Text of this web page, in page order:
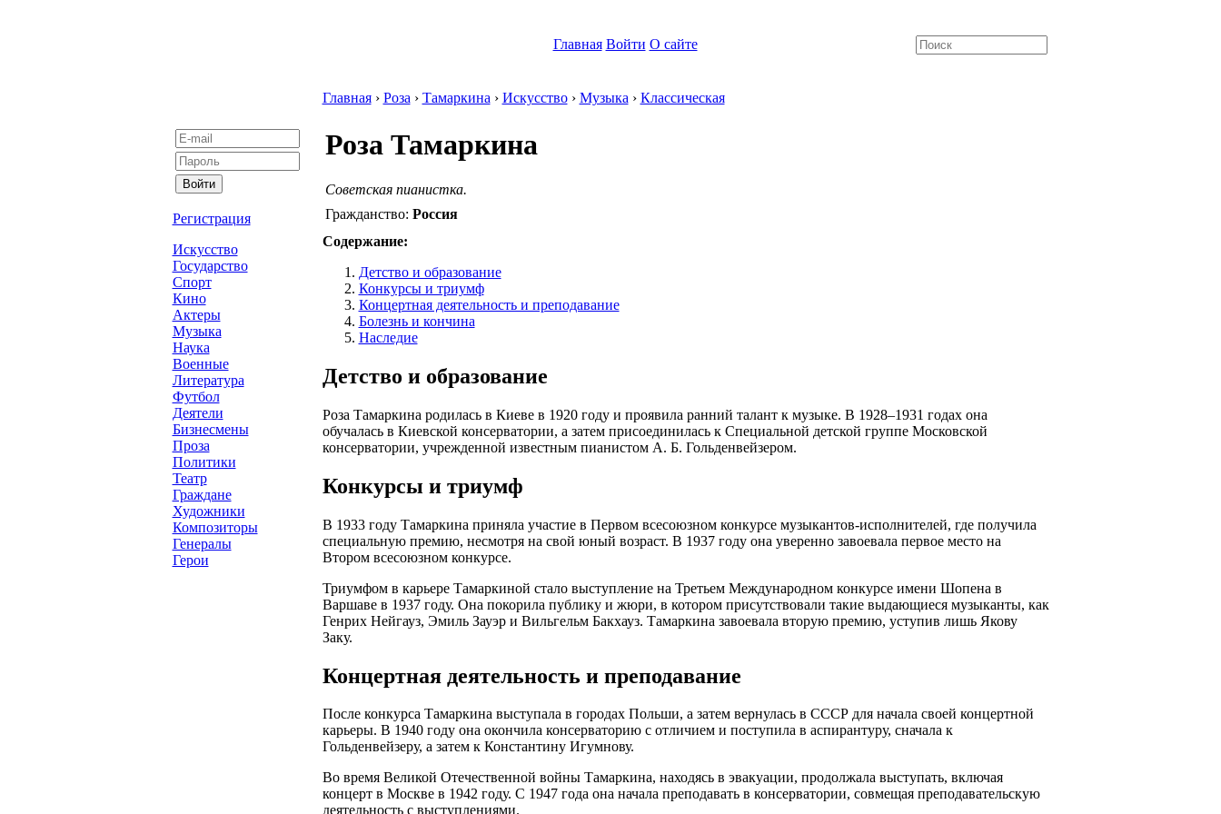
Главная Войти О сайте
Регистрация
Искусство
Государство
Спорт
Кино
Актеры
Музыка
Наука
Военные
Литература
Футбол
Деятели
Бизнесмены
Проза
Политики
Театр
Граждане
Художники
Композиторы
Генералы
Герои
Главная› Роза › Тамаркина › Искусство› Музыка › Классическая
Роза Тамаркина
Советская пианистка.
Гражданство: Россия
Содержание:
Детство и образование
Конкурсы и триумф
Концертная деятельность и преподавание
Болезнь и кончина
Наследие
Детство и образование
Роза Тамаркина родилась в Киеве в 1920 году и проявила ранний талант к музыке. В 1928–1931 годах она
обучалась в Киевской консерватории, а затем присоединилась к Специальной детской группе Московской
консерватории, учрежденной известным пианистом А. Б. Гольденвейзером.
Конкурсы и триумф
В 1933 году Тамаркина приняла участие в Первом всесоюзном конкурсе музыкантов-исполнителей, где получила
специальную премию, несмотря на свой юный возраст. В 1937 году она уверенно завоевала первое место на
Втором всесоюзном конкурсе.
Триумфом в карьере Тамаркиной стало выступление на Третьем Международном конкурсе имени Шопена в
Варшаве в 1937 году. Она покорила публику и жюри, в котором присутствовали такие выдающиеся музыканты, как
Генрих Нейгауз, Эмиль Зауэр и Вильгельм Бакхауз. Тамаркина завоевала вторую премию, уступив лишь Якову
Заку.
Концертная деятельность и преподавание
После конкурса Тамаркина выступала в городах Польши, а затем вернулась в СССР для начала своей концертной
карьеры. В 1940 году она окончила консерваторию с отличием и поступила в аспирантуру, сначала к
Гольденвейзеру, а затем к Константину Игумнову.
Во время Великой Отечественной войны Тамаркина, находясь в эвакуации, продолжала выступать, включая
концерт в Москве в 1942 году. С 1947 года она начала преподавать в консерватории, совмещая преподавательскую
деятельность с выступлениями.